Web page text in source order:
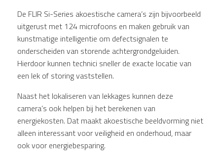
De FLIR Si-Series akoestische camera’s zijn bijvoorbeeld
uitgerust met 124 microfoons en maken gebruik van
kunstmatige intelligentie om defectsignalen te
onderscheiden van storende achtergrondgeluiden.
Hierdoor kunnen technici sneller de exacte locatie van
een lek of storing vaststellen.
Naast het lokaliseren van lekkages kunnen deze
camera’s ook helpen bij het berekenen van
energiekosten. Dat maakt akoestische beeldvorming niet
alleen interessant voor veiligheid en onderhoud, maar
ook voor energiebesparing.